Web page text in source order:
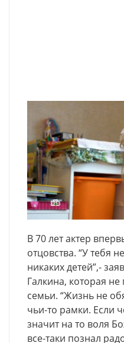
В 70 лет актер
отцовства. “У тебя
никаких детей”,-
Галкина, которая
семьи. “Жизнь не
чьи‑то рамки. Если
значит на то воля
все‑таки познал